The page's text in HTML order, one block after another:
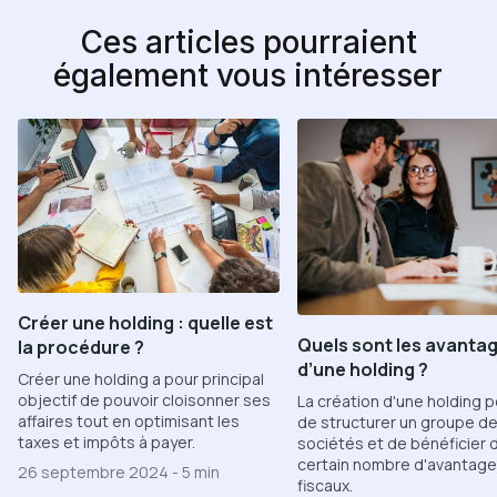
Ces articles pourraient
également vous intéresser
Créer une holding : quelle est
la procédure ?
Créer une holding a pour principal
objectif de pouvoir cloisonner ses
affaires tout en optimisant les
taxes et impôts à payer.
26 septembre 2024 - 5 min
Quels sont les
d’une holding ?
La création d'une holding
de structurer un groupe de
sociétés et de bénéficier
certain nombre
fiscaux.